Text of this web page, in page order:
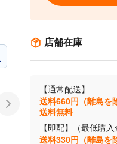
店舗在庫
【通常配送】
送料660円（離島を
送料無料
【即配】（最低購